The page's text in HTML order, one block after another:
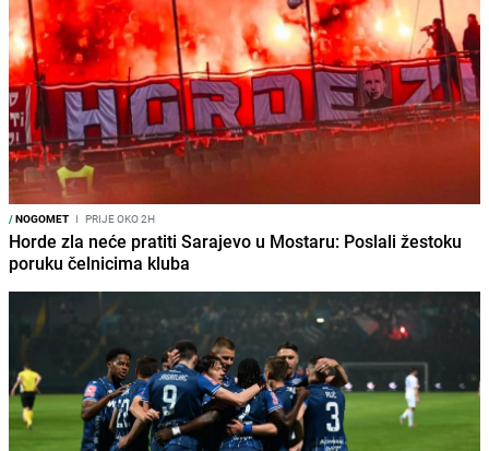
/NOGOMET I PRIJE OKO 2H
Horde zla neće pratiti Sarajevo u Mostaru: Poslali žestoku
poruku čelnicima kluba